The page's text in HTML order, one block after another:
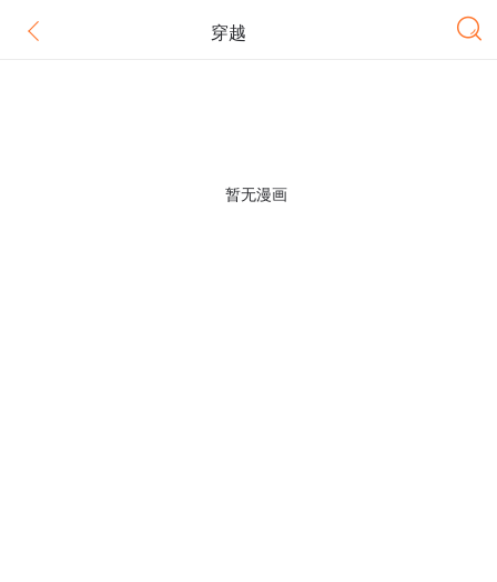
穿越
暂无漫画